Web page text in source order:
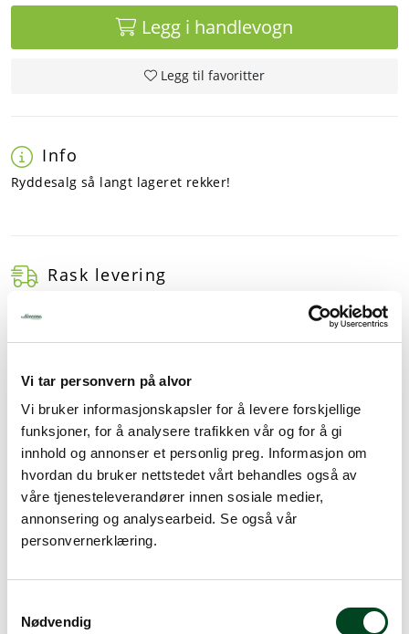
Vi tar personvern på alvor
Vi bruker informasjonskapsler for å levere forskjellige
funksjoner, for å analysere trafikken vår og for å gi
innhold og annonser et personlig preg. Informasjon om
hvordan du bruker nettstedet vårt behandles også av
våre tjenesteleverandører innen sosiale medier,
annonsering og analysearbeid. Se også vår
personvernerklæring.
Nødvendig
Legg i handlevogn
Legg til favoritter
Beskrivelse
Spesifikasjoner
Tilbehør
Beregnet for høy varme som ovner og mikrobølgeovn..
lenger enn ved f.eks. plastfolie. Lokkene er lette å
Info
Ryddesalg så langt lageret rekker!
Rask levering
Dette produktet er på lager! Forsendelsen leveres normalt i
løpet av 1-3 virkedager.